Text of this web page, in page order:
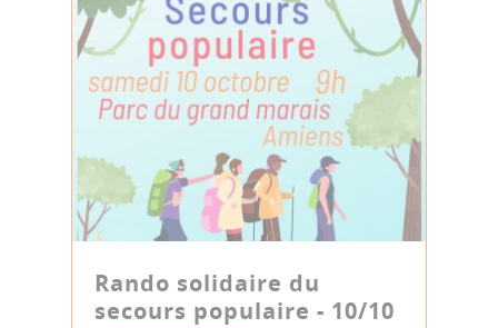
Rando solidaire du
secours populaire - 10/10